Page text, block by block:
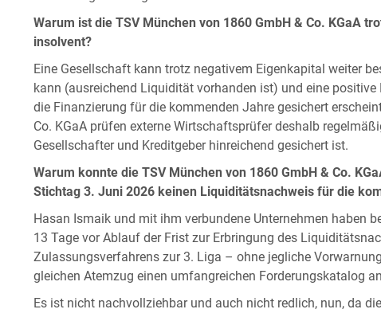
Warum ist die TSV München von 1860 GmbH & Co. KGaA
insolvent?
Eine Gesellschaft kann trotz negativem Eigenkapital weiter
kann (ausreichend Liquidität vorhanden ist) und eine
die Finanzierung für die kommenden Jahre gesichert
Co. KGaA prüfen externe Wirtschaftsprüfer deshalb
Gesellschafter und Kreditgeber hinreichend gesichert ist.
Warum konnte die TSV München von 1860 GmbH & Co.
Stichtag 3. Juni 2026 keinen Liquiditätsnachweis für die
Hasan Ismaik und mit ihm verbundene Unternehmen haben
13 Tage vor Ablauf der Frist zur Erbringung des
Zulassungsverfahrens zur 3. Liga – ohne jegliche
gleichen Atemzug einen umfangreichen Forderungskatalog
Es ist nicht nachvollziehbar und auch nicht redlich, nun, da